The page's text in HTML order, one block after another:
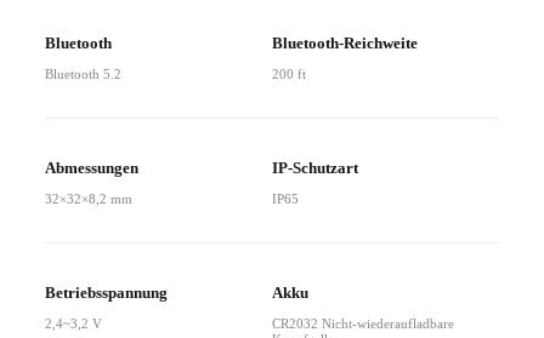
Betriebsspannung
2,4~3,2 V
Akku
CR2032 Nicht-wiederaufladbare
Bluetooth
Bluetooth 5.2
Bluetooth-Reichweite
200 ft
Abmessungen
32×32×8,2 mm
IP-Schutzart
IP65